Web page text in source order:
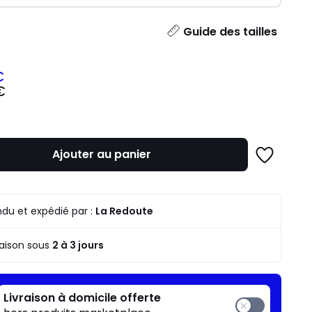
Guide des tailles
Ajouter au panier
Ajouter
et expédié par : La Redoute
sous 2 à 3 jours
Livraison à domicile offerte